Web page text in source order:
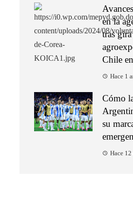
en la
tras gira
Chile
Hace 1
Cómo
su
Hace 12